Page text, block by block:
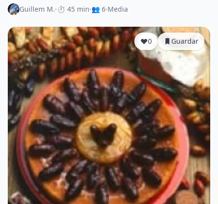
Guillem M.·⏱ 45 min·👥 6·Media
0 Guardar